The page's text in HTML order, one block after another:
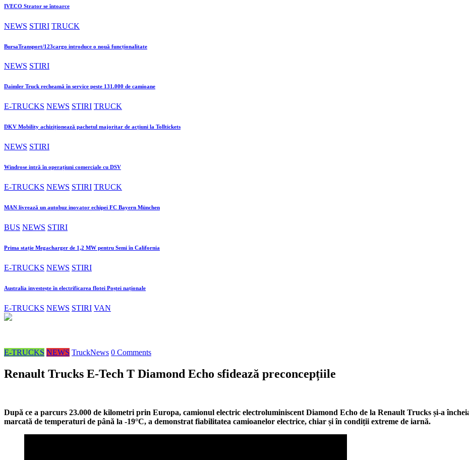
IVECO Strator se întoarce
NEWS STIRI TRUCK
BursaTransport/123cargo introduce o nouă funcționalitate
NEWS STIRI
Daimler Truck recheamă în service peste 131.000 de camioane
E-TRUCKS NEWS STIRI TRUCK
DKV Mobility achiziționează pachetul majoritar de acțiuni la Tolltickets
NEWS STIRI
Windrose intră în operațiuni comerciale cu DSV
E-TRUCKS NEWS STIRI TRUCK
MAN livrează un autobuz inovator echipei FC Bayern München
BUS NEWS STIRI
Prima stație Megacharger de 1,2 MW pentru Semi în California
E-TRUCKS NEWS STIRI
Australia investește în electrificarea flotei Poștei naționale
E-TRUCKS NEWS STIRI VAN
E-TRUCKS NEWS TruckNews 0 Comments
Renault Trucks E-Tech T Diamond Echo sfidează preconcepțiile
După ce a parcurs 23.000 de kilometri prin Europa, camionul electric electroluminiscent Diamond Echo de la Renault Trucks și-a
marcată de temperaturi de până la -19°C, a demonstrat fiabilitatea camioanelor electrice, chiar și în condiții extreme de iarnă.